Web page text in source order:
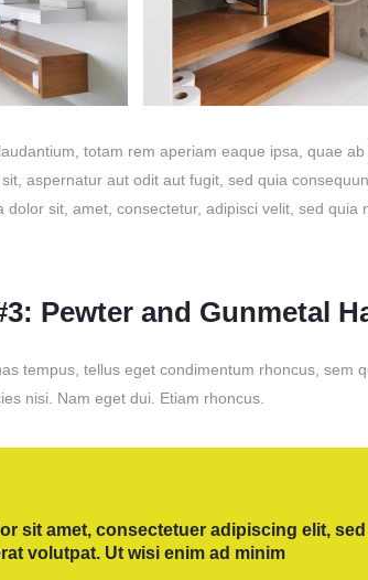
totam rem aperiam eaque ipsa, quae
aspernatur aut odit aut fugit, sed quia
sit, amet, consectetur, adipisci velit, sed quia
Pewter and Gunmetal
tempus, tellus eget condimentum rhoncus,
nisi. Nam eget dui. Etiam rhoncus.
sit amet, consectetuer adipiscing elit,
volutpat. Ut wisi enim ad minim